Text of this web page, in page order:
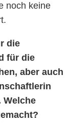
noch keine
die
für die
aber auch
Welche